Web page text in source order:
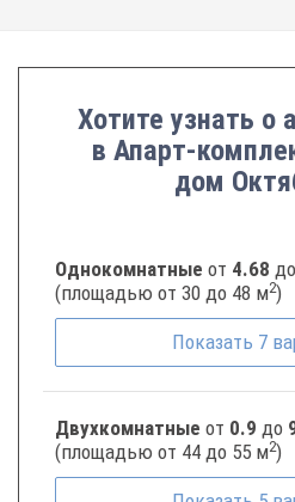
Хотите узнать о
в Апарт-
дом
Однокомнатные от 4.68 до
(площадью от 30 до 48 м2)
Показать 7
Двухкомнатные от 0.9 до
(площадью от 44 до 55 м2)